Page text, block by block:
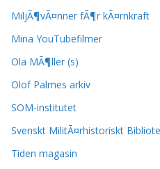
MiljÃ¶vÃ¤nner fÃ¶r kÃ¤rnkraft
Mina YouTubefilmer
Ola MÃ¶ller (s)
Olof Palmes arkiv
SOM-institutet
Svenskt MilitÃ¤rhistoriskt
Tiden magasin